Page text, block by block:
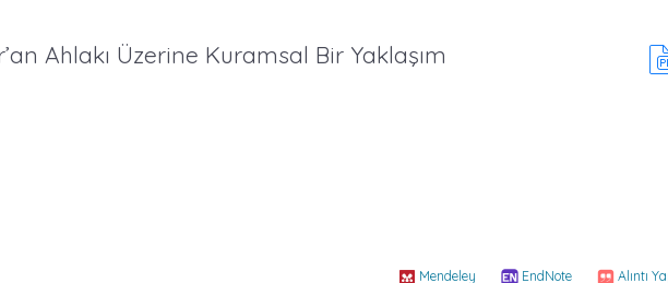
Ahlakı Üzerine Kuramsal Bir Yaklaşım
Mendeley EndNote Alıntı